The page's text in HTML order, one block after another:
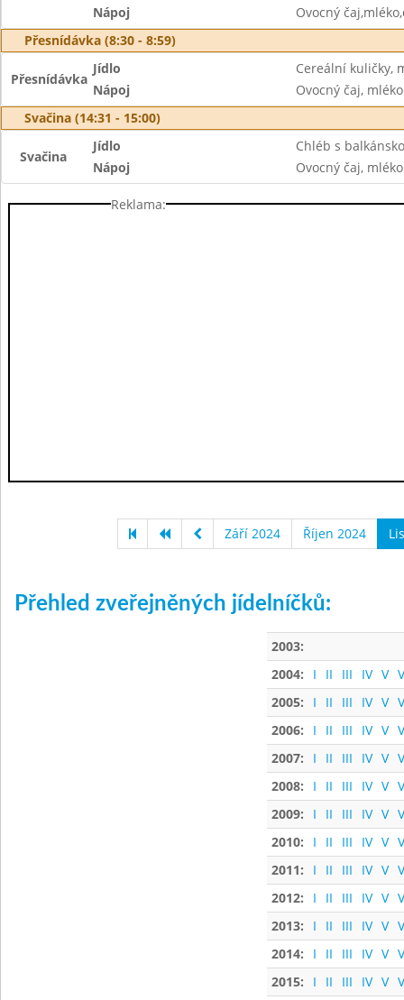
Nápoj
Ovocný
Přesnídávka (8:30 - 8:59)
Přesnídávka
Jídlo
Cereální kuličky,
Nápoj
Ovocný čaj, mléko
Svačina (14:31 - 15:00)
Svačina
Jídlo
Chléb s
Nápoj
Ovocný čaj, mléko
Reklama:
Září 2024 Říjen 2024
Přehled zveřejněných jídelníčků:
2003:
2004:
I II III IV V
2005:
I II III IV V
2006:
I II III IV V
2007:
I II III IV V
2008:
I II III IV V
2009:
I II III IV V
2010:
I II III IV V
2011:
I II III IV V
2012:
I II III IV V
2013:
I II III IV V
2014:
I II III IV V
2015:
I II III IV V